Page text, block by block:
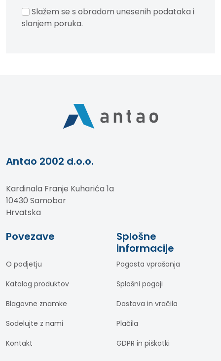
Slažem se s obradom unesenih podataka i
slanjem poruka.
Antao 2002 d.o.o.
Kardinala Franje Kuharića 1a
10430 Samobor
Hrvatska
Povezave
O podjetju
Katalog produktov
Blagovne znamke
Sodelujte z nami
Kontakt
Splošne
informacije
Pogosta vprašanja
Splošni pogoji
Dostava in vračila
Plačila
GDPR in piškotki